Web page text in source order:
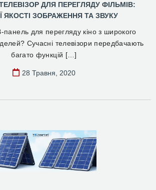
ДЛЯ ПЕРЕГЛЯДУ ФІЛЬМІВ:
ЯКОСТІ ЗОБРАЖЕННЯ ТА ЗВУКУ
для перегляду кіно з широкого
Сучасні телевізори передбачають
багато функцій […]
28 Травня, 2020